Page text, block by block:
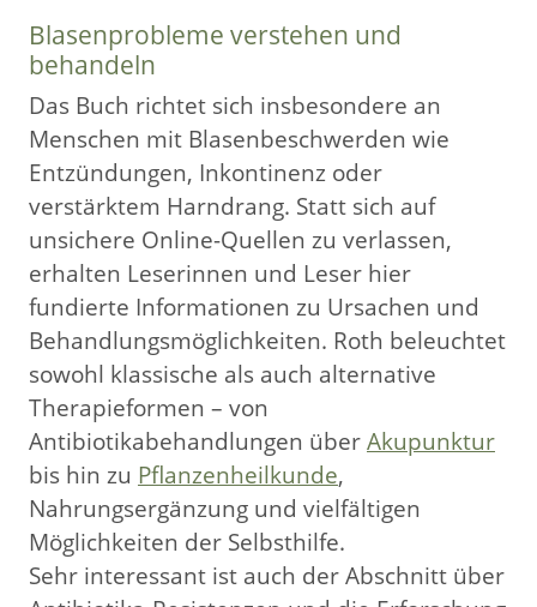
Blasenprobleme verstehen und
behandeln
Das Buch richtet sich insbesondere an
Menschen mit Blasenbeschwerden wie
Entzündungen, Inkontinenz oder
verstärktem Harndrang. Statt sich auf
unsichere Online-Quellen zu verlassen,
erhalten Leserinnen und Leser hier
fundierte Informationen zu Ursachen und
Behandlungsmöglichkeiten. Roth beleuchtet
sowohl klassische als auch alternative
Therapieformen – von
Antibiotikabehandlungen überAkupunktur
bis hin zu Pflanzenheilkunde,
Nahrungsergänzung und vielfältigen
Möglichkeiten der Selbsthilfe.
Sehr interessant ist auch der Abschnitt über